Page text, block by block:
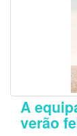
A
verão